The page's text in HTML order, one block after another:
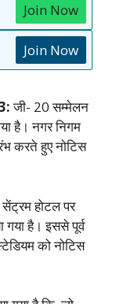
Join Now
Join Now
जी- 20 सम्मेलन
है। नगर निगम
करते हुए नोटिस
होटल पर
है। इससे पूर्व
को नोटिस